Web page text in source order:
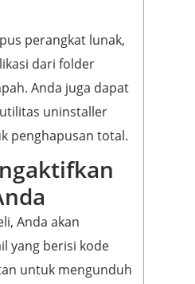
perangkat lunak,
dari folder
Anda juga dapat
uninstaller
penghapusan total.
Anda akan
yang berisi kode
untuk mengunduh